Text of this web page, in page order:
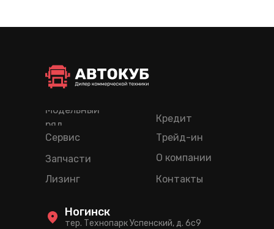
Лизинг
Кредит
Трейд-ин
Модельный
ряд
Сервис
Запчасти
О компании
Контакты
тер. Технопарк Успенский, д. 6c9
Ногинск